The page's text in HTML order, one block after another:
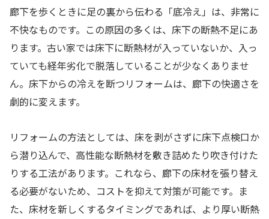
廊下を歩くときに足の裏から伝わる「底冷え」は、非常に
不快なものです。この原因の多くは、床下の断熱不足にあ
ります。古い家では床下に断熱材が入っていないか、入っ
ていても経年劣化で脱落していることが少なくありませ
ん。床下からの冷えを断つリフォームは、廊下の快適さを
劇的に変えます。
リフォームの方法としては、床を剥がさずに床下点検口か
ら潜り込んで、高性能な断熱材を敷き詰めたり吹き付けた
りする工法があります。これなら、廊下の床材を張り替え
る必要がないため、コストを抑えて対策が可能です。ま
た、床材を新しくするタイミングであれば、より厚い断熱